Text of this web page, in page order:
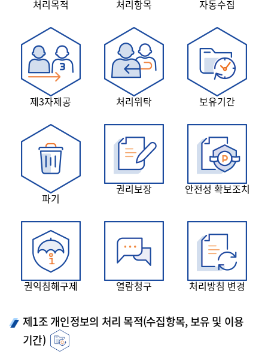
처리목적 처리항목 자동수집
제3자제공 처리위탁 보유기간
파기
권리보장 안전성 확보조치
권익침해구제 열람청구 처리방침 변경
제1조 개인정보의 처리 목적(수집항목, 보유 및 이용
기간)